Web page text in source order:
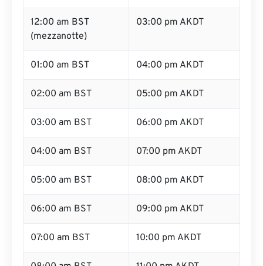
12:00 am BST
(mezzanotte)
03:00 pm AKDT
01:00 am BST 04:00 pm AKDT
02:00 am BST 05:00 pm AKDT
03:00 am BST 06:00 pm AKDT
04:00 am BST 07:00 pm AKDT
05:00 am BST 08:00 pm AKDT
06:00 am BST 09:00 pm AKDT
07:00 am BST 10:00 pm AKDT